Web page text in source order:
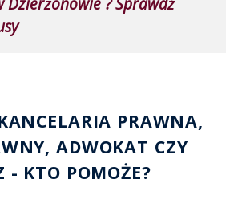
PRAWNA,
, ADWOKAT CZY
- KTO POMOŻE?